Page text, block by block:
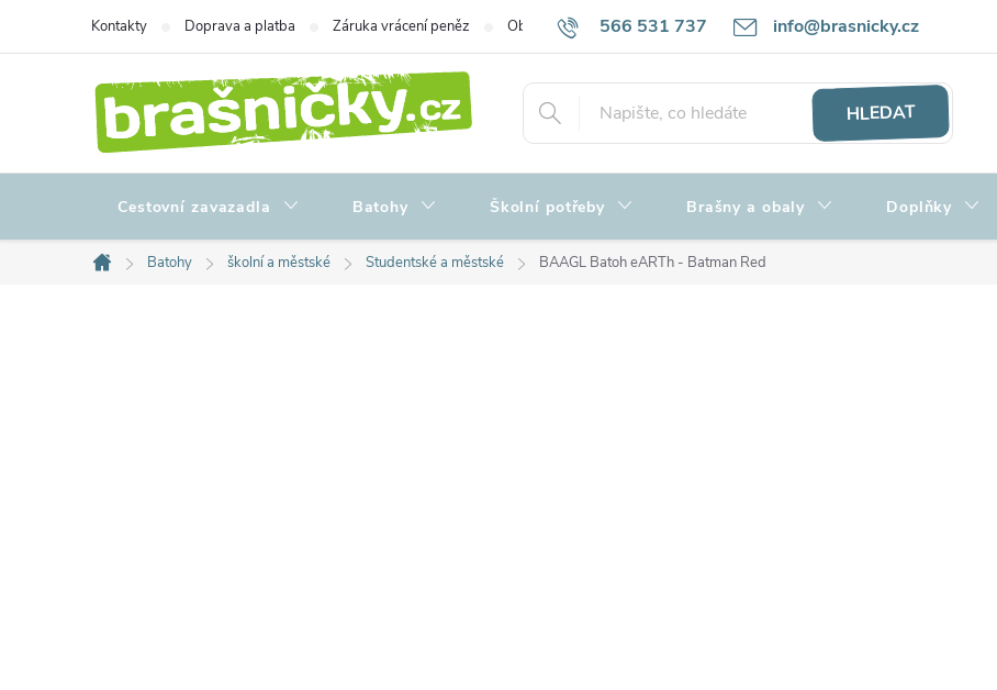
566 531 737 info@brasnicky.cz
Kontakty Doprava a platba Záruka vrácení peněz Obchodní podmínky Zpracování osobních údajů Hodnocení obchodu
HLEDAT
Cestovní zavazadla Batohy Školní potřeby Brašny a obaly Doplňky
Domů
Batohy školní a městské Studentské a městské BAAGL Batoh eARTh - Batman Red